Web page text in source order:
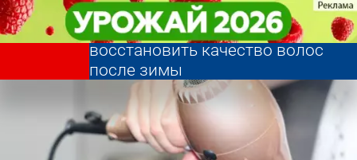
Россиянкам раскрыли
действенные способы
восстановить качество волос
после зимы
В стране и
мире
Россиянкам раскрыли
действенные способы
восстановить качество волос
после зимы
В стране и
мире
Последние
новости
Погода и курсы
валют в Пензе